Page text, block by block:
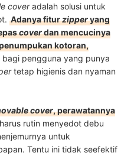
coveradalah solusi untuk
Adanya fiturzipperyang
coverdan mencucinya
kotoran,
bagi pengguna yang punya
tetap higienis dan nyaman
cover, perawatannya
rutin menyedot debu
untuk
Tentu ini tidak seefektif